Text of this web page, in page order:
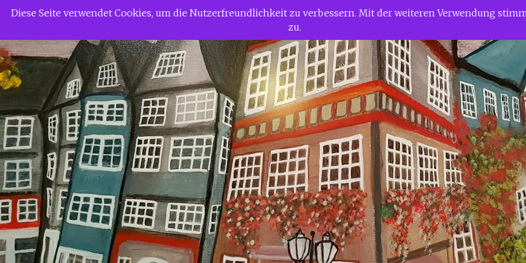
ZumSiggi Gerdaus Welt
Diese Seite verwendet Cookies, um die Nutzerfreundlichkeit zu verbessern. Mit der weiteren Verwendung
zu.